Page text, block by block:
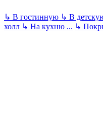
↳ В гостинную ↳ В
холл ↳ На кухню ... ↳